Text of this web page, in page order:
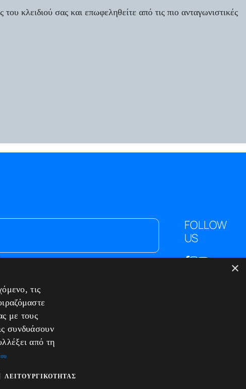
κλειδιού σας και επωφεληθείτε από τις πιο ανταγωνιστικές
FOLLOW
US
/ Ακυρώσεων
×
τις
με τους
συνδυάσουν
από τη
ΛΕΙΤΟΥΡΓΙΚΌΤΗΤΑΣ